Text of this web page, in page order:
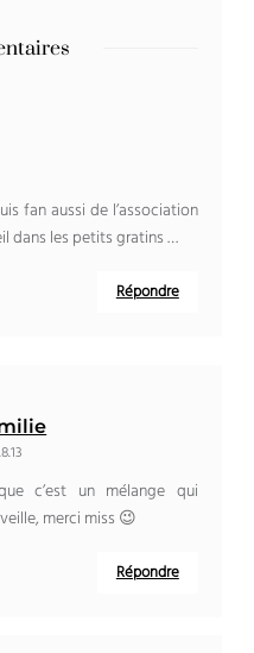
fan aussi de l’association
dans les petits gratins …
Répondre
c’est un mélange qui
merci miss 😉
Répondre